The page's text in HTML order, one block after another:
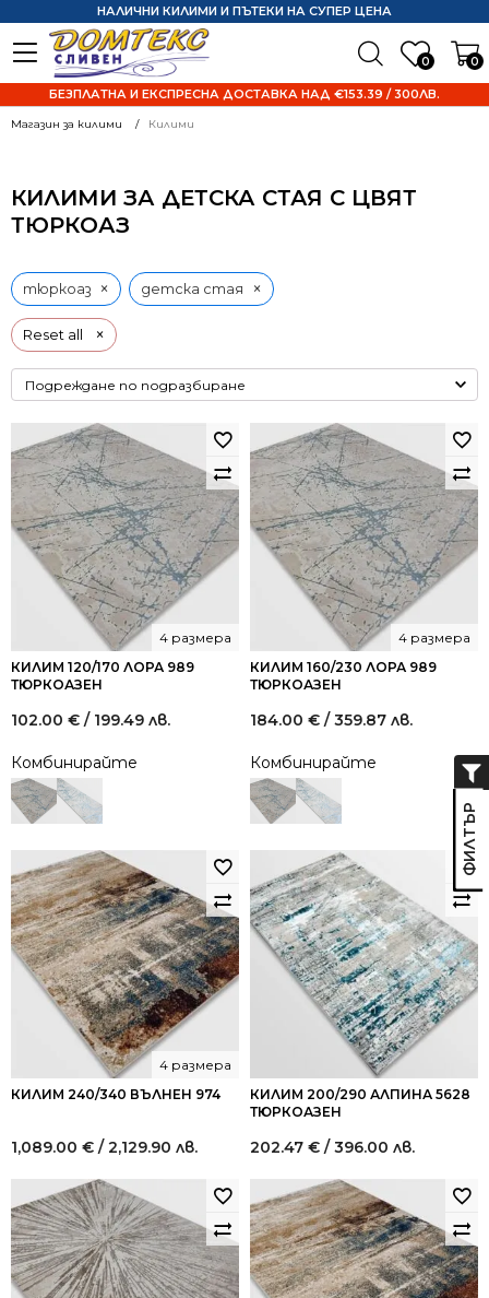
0 0
НАЛИЧНИ КИЛИМИ И ПЪТЕКИ НА СУПЕР ЦЕНА
БЕЗПЛАТНА И ЕКСПРЕСНА ДОСТАВКА НАД €153.39 / 300ЛВ.
Магазин за килими Килими
КИЛИМИ ЗА ДЕТСКА СТАЯ С ЦВЯТ
ТЮРКОАЗ
Reset all ×
тюркоаз × детска стая ×
КИЛИМ 120/170 ЛОРА 989
ТЮРКОАЗЕН
4 размера
102.00 € / 199.49 лв.
Комбинирайте
КИЛИМ 160/230 ЛОРА 989
ТЮРКОАЗЕН
4 размера
184.00 € / 359.87 лв.
Комбинирайте
КИЛИМ 240/340 ВЪЛНЕН 974
4 размера
1,089.00 € / 2,129.90 лв.
КИЛИМ 200/290 АЛПИНА 5628
ТЮРКОАЗЕН
202.47 € / 396.00 лв.